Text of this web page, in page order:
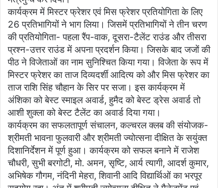
कार्यक्रम में मिस्टर फ्रेशर एवं मिस फ्रेशर प्रतियोगिता के लिए
26 प्रतिभागियों ने भाग लिया। जिसमें प्रतिभागियों ने तीन चरण
की प्रतियोगिता- पहला रैंप-वाक, दूसरा-टैलेंट राउंड और तीसरा
प्रश्न-उत्तर राउंड में अपना प्रदर्शन किया। जिसके बाद जजों की
पीठ ने विजेताओं का नाम सुनिश्चित किया गया। विजेता के रूप में
मिस्टर फ्रेशर का ताज दिव्यदर्शी आदित्य को और मिस फ्रेशर का
ताज राशि सिंह चौहान के सिर पर सजा। इस कार्यक्रम में
अंशिका को बेस्ट स्माइल अवार्ड, हुमैद को बेस्ट ड्रेस अवार्ड तो
आशी शुक्ला को बेस्ट टैलेंट का अवार्ड दिया गया।
कार्यक्रम का सफलतापूर्ण संचालन, कल्चरल क्लब की संयोजक-
श्रीमती भावना फुलवारी और श्रीमती ज्योत्सना दीक्षित के सयुंक्त
दिशानिर्देशन में पूर्ण हुआ। कार्यक्रम को सफल बनाने में राजेश
चौधरी, सुभी बरगोटी, मो. अमन, सृष्टि, आर्य त्यागी, आदर्श कुमार,
अभिषेक गौगम, नंदिनी मेहरा, शिवानी आदि विद्यार्थिओं का भरपूर